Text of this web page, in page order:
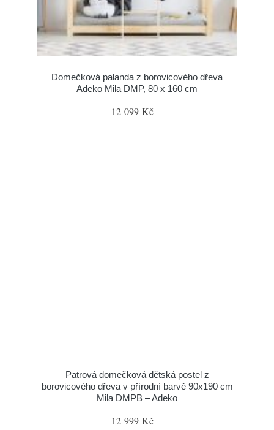
Domečková palanda z borovicového dřeva
Adeko Mila DMP, 80 x 160 cm
12 099 Kč
Patrová domečková dětská postel z
borovicového dřeva v přírodní barvě 90x190 cm
Mila DMPB – Adeko
12 999 Kč